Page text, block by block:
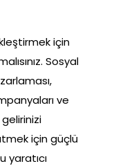
için
Sosyal
ve
için güçlü
yaratıcı